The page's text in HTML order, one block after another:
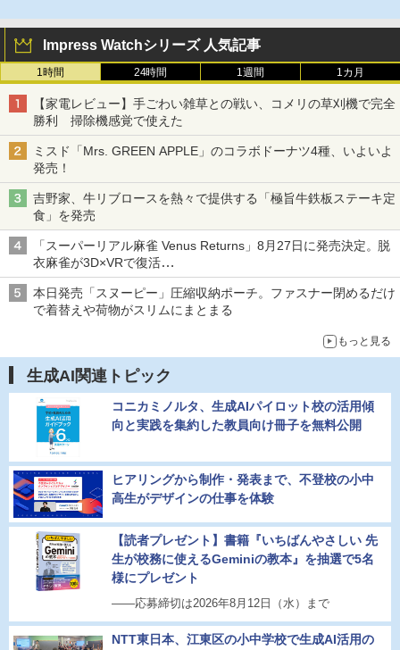
Impress Watchシリーズ 人気記事
1時間 24時間 1週間 1カ月
【家電レビュー】手ごわい雑草との戦い、コメリの草刈機で完全
勝利 掃除機感覚で使えた
ミスド「Mrs. GREEN APPLE」のコラボドーナツ4種、いよいよ
発売！
吉野家、牛リブロースを熱々で提供する「極旨牛鉄板ステーキ定
食」を発売
「スーパーリアル麻雀 Venus Returns」8月27日に発売決定。脱
衣麻雀が3D×VRで復活
発売から2週間は20%オフになるセールが実施
本日発売「スヌーピー」圧縮収納ポーチ。ファスナー閉めるだけ
で着替えや荷物がスリムにまとまる
もっと見る
生成AI関連トピック
コニカミノルタ、生成AIパイロット校の活用傾
向と実践を集約した教員向け冊子を無料公開
ヒアリングから制作・発表まで、不登校の小中
高生がデザインの仕事を体験
【読者プレゼント】書籍『いちばんやさしい 先
生が校務に使えるGeminiの教本』を抽選で5名
様にプレゼント
――応募締切は2026年8月12日（水）まで
NTT東日本、江東区の小中学校で生成AI活用の